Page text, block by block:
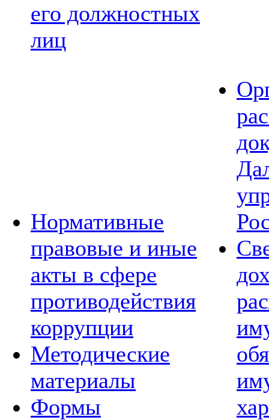
его должностных
лиц
Нормативные
правовые и иные
акты в сфере
противодействия
коррупции
Методические
материалы
Формы